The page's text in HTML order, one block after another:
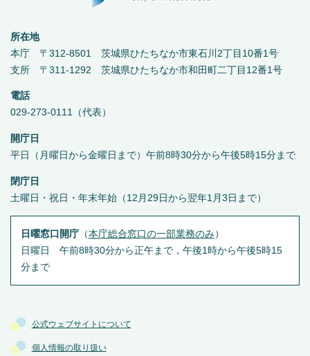
公式ウェブサイトについて
個人情報の取り扱い
所在地
本庁 〒312-8501 茨城県ひたちなか市東石川2丁目10番1号
支所 〒311-1292 茨城県ひたちなか市和田町二丁目12番1号
電話
029-273-0111（代表）
開庁日
平日（月曜日から金曜日まで）午前8時30分から午後5時15分まで
閉庁日
土曜日・祝日・年末年始（12月29日から翌年1月3日まで）
日曜窓口開庁（本庁総合窓口の一部業務のみ ）
日曜日 午前8時30分から正午まで，午後1時から午後5時15
分まで